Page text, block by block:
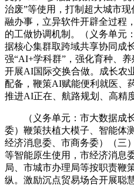
治废”等使用，打制超大城市
融办事，立异软件开辟全过程
的工做协调机制。（义务单元
据核心集群取跨域共享协同成
强“AI+学科群”，强化育种、
开展AI国际交换合做。成长农
配备，鞭策AI赋能便利就医、
推进AI正在、航路规划、高精
（义务单元：市大数据成长
委）鞭策扶植大模子、智能体
经济消息委、市商务委）（三
等智能原生使用，市经济消息
局、市城市办理局等按职责鞭
纵。激励沉点贸易场合开展聪慧